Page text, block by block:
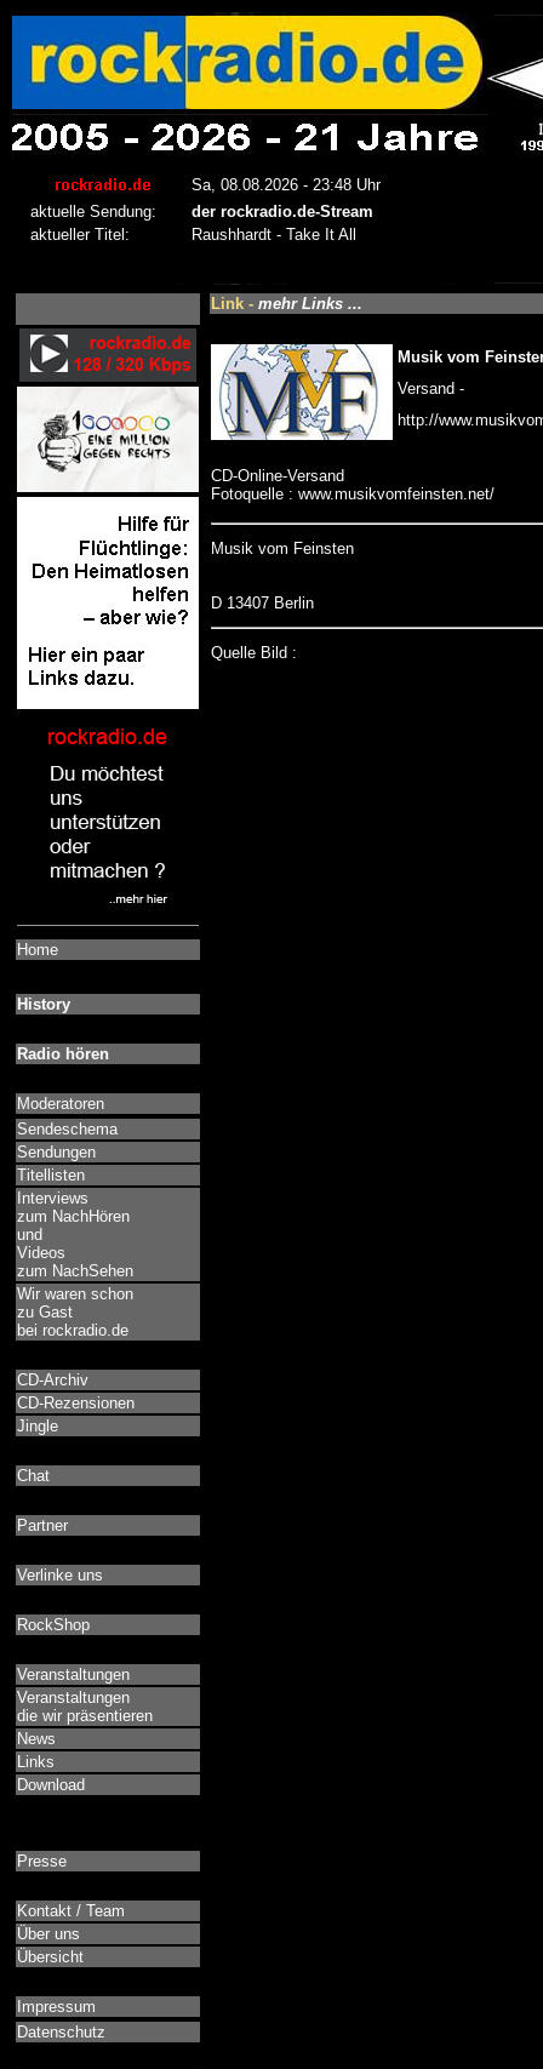
Home
History
Radio hören
Moderatoren
Sendeschema
Sendungen
Titellisten
Interviews
zum NachHören
und
Videos
zum NachSehen
Wir waren schon
zu Gast
bei rockradio.de
CD-Archiv
CD-Rezensionen
Jingle
Chat
Partner
Verlinke uns
RockShop
Veranstaltungen
Veranstaltungen
die wir präsentieren
News
Links
Download
Presse
Kontakt / Team
Über uns
Übersicht
Impressum
Datenschutz
Link - mehr Links ...
Musik vom
Versand -
http://
CD-Online-Versand
Fotoquelle : www.musikvomfeinsten.net/
Musik vom Feinsten
D 13407 Berlin
Quelle Bild :